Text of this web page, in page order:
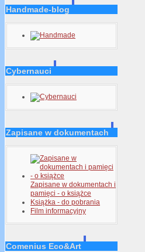
Handmade-blog
Cybernauci
Zapisane w dokumentach
Zapisane w dokumentach i
pamięci - o książce
Książka - do pobrania
Film informacyjny
Comenius Eco&Art